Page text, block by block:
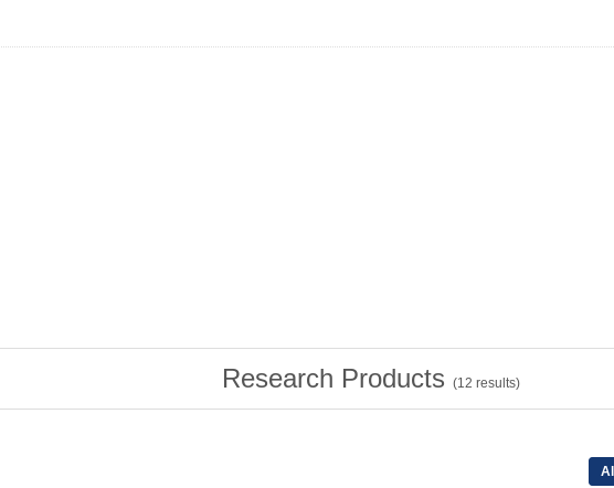
Research Products (12 results)
All